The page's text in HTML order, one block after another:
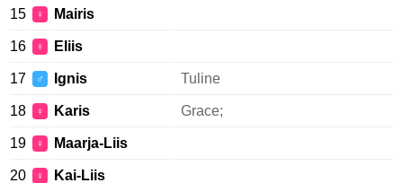
15 ♀ Mairis
16 ♀ Eliis
17 ♂ Ignis Tuline
18 ♀ Karis Grace;
19 ♀ Maarja-Liis
20 ♀ Kai-Liis